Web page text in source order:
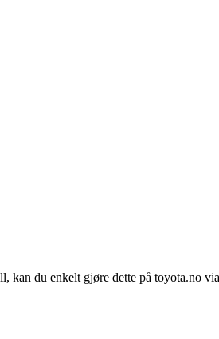
du enkelt gjøre dette på toyota.no